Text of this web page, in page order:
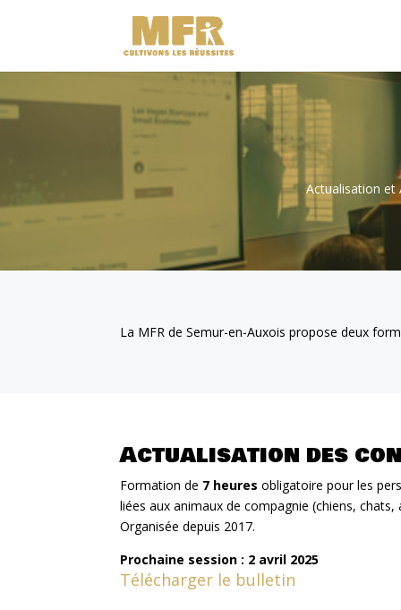
Actualisation et
La MFR de Semur-en-Auxois propose deux
Actualisation des
Formation de 7 heures obligatoire pour les
liées aux animaux de compagnie (chiens,
Organisée depuis 2017.
Prochaine session : 2 avril 2025
Télécharger le bulletin